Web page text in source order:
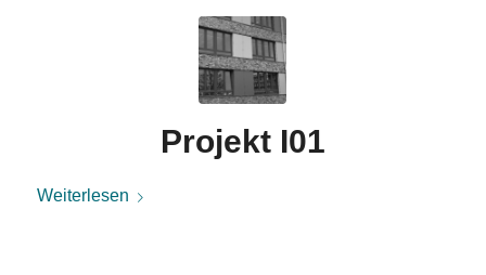
Projekt I01
Weiterlesen